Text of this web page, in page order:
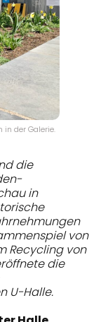
der Galerie.
die
in
von
Recycling von
die
U-Halle.